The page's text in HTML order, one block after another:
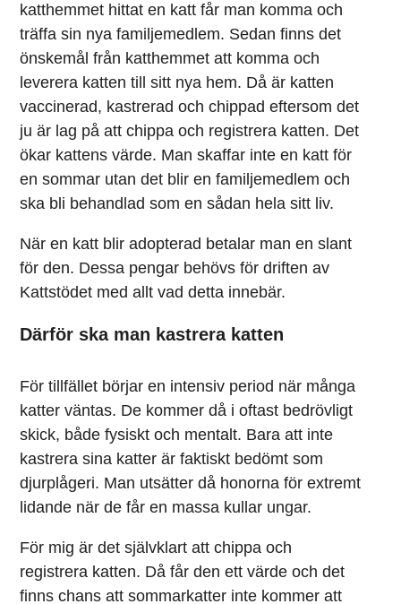
katthemmet hittat en katt får man komma och
träffa sin nya familjemedlem. Sedan finns det
önskemål från katthemmet att komma och
leverera katten till sitt nya hem. Då är katten
vaccinerad, kastrerad och chippad eftersom det
ju är lag på att chippa och registrera katten. Det
ökar kattens värde. Man skaffar inte en katt för
en sommar utan det blir en familjemedlem och
ska bli behandlad som en sådan hela sitt liv.
När en katt blir adopterad betalar man en slant
för den. Dessa pengar behövs för driften av
Kattstödet med allt vad detta innebär.
Därför ska man kastrera katten
För tillfället börjar en intensiv period när många
katter väntas. De kommer då i oftast bedrövligt
skick, både fysiskt och mentalt. Bara att inte
kastrera sina katter är faktiskt bedömt som
djurplågeri. Man utsätter då honorna för extremt
lidande när de får en massa kullar ungar.
För mig är det självklart att chippa och
registrera katten. Då får den ett värde och det
finns chans att sommarkatter inte kommer att